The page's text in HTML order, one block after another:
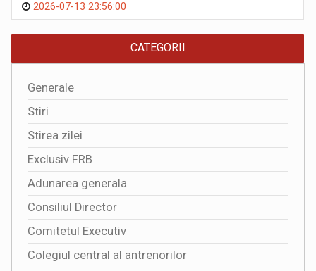
2026-07-13 23:56:00
CATEGORII
Generale
Stiri
Stirea zilei
Exclusiv FRB
Adunarea generala
Consiliul Director
Comitetul Executiv
Colegiul central al antrenorilor